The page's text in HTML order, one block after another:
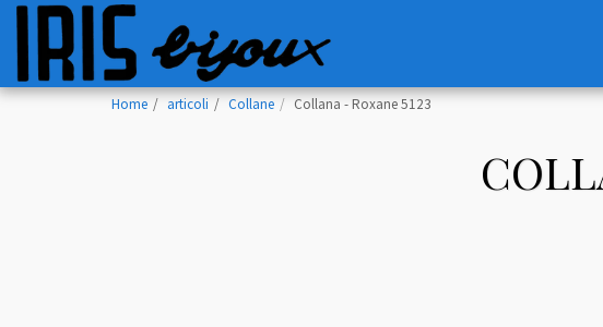
Home articoli Collane Collana - Roxane 5123